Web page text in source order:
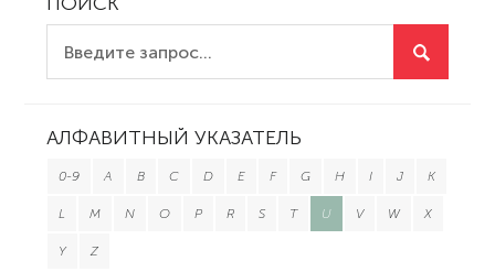
АЛФАВИТНЫЙ УКАЗАТЕЛЬ
0-9 A B C D E F G H I J K
L M N O P R S T U V W X
Y Z